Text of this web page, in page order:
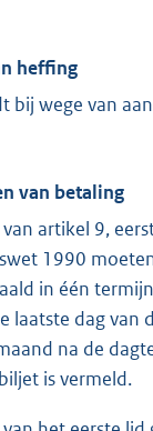
heffing
bij wege van
van betaling
artikel 9,
1990
in één
laatste dag van
na de
is vermeld.